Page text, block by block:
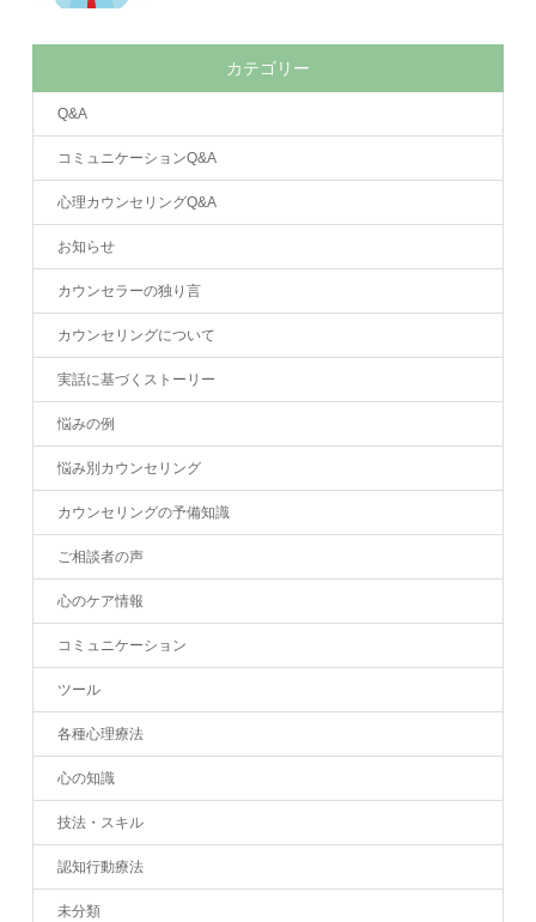
カテゴリー
Q&A
コミュニケーションQ&A
心理カウンセリングQ&A
お知らせ
カウンセラーの独り言
カウンセリングについて
実話に基づくストーリー
悩みの例
悩み別カウンセリング
カウンセリングの予備知識
ご相談者の声
心のケア情報
コミュニケーション
ツール
各種心理療法
心の知識
技法・スキル
認知行動療法
未分類